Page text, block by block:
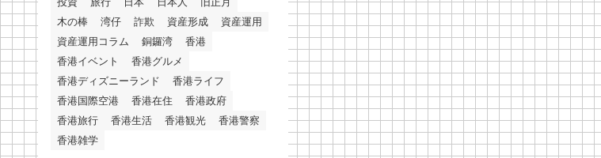
木の棒
湾仔 詐欺 資産形成
資産運用
資産運用コラム
銅鑼湾
香港
香港イベント
香港グルメ
香港ディズニーランド
香港ライフ
香港国際空港
香港在住
香港政府
香港旅行
香港生活 香港観光
香港警察
香港雑学